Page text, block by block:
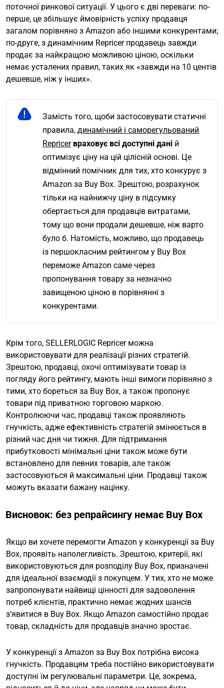
поточної ринкової ситуації. У цього є дві переваги: ​​по-
перше, це збільшує ймовірність успіху продавця
загалом порівняно з Amazon або іншими конкурентами;
по-друге, з динамічним Repricer продавець завжди
продає за найкращою можливою ціною, оскільки
немає усталених правил, таких як «завжди на 10 центів
дешевше, ніж у інших».
Замість того, щоби застосовувати статичні
правила, динамічний і саморегульований
Repricer враховує всі доступні дані й
оптимізує ціну на цій цілісній основі. Це
відмінний помічник для тих, хто конкурує з
Amazon за Buy Box. Зрештою, розрахунок
тільки на найнижчу ціну в підсумку
обертається для продавців витратами,
тому що вони продали дешевше, ніж варто
було б. Натомість, можливо, що продавець
із першокласним рейтингом у Buy Box
переможе Amazon саме через
пропонування товару за незначно
завищеною ціною в порівнянні з
конкурентами.
Крім того, SELLERLOGIC Repricer можна
використовувати для реалізації різних стратегій.
Зрештою, продавці, охочі оптимізувати товар із
погляду його рейтингу, мають інші вимоги порівняно з
тими, хто бореться за Buy Box, а також пропонує
товари під приватною торговою маркою.
Контролюючи час, продавці також проявляють
гнучкість, адже ефективність стратегій змінюється в
різний час дня чи тижня. Для підтримання
прибутковості мінімальні ціни також може бути
встановлено для певних товарів, але також
застосовуються й максимальні ціни. Продавці також
можуть вказати бажану націнку.
Висновок: без репрайсингу немає Buy Box
Якщо ви хочете перемогти Amazon у конкуренції за Buy
Box, проявіть наполегливість. Зрештою, критерії, які
використовуються для розподілу Buy Box, призначені
для ідеальної взаємодії з покупцем. У тих, хто не може
запропонувати найвищі цінності для задоволення
потреб клієнтів, практично немає жодних шансів
з’явитися в Buy Box. Якщо Amazon самостійно продає
товар, складність для продавців значно зростає.
У конкуренції з Amazon за Buy Box потрібна висока
гнучкість. Продавцям треба постійно використовувати
доступні їм регулювальні параметри. Це, зокрема,